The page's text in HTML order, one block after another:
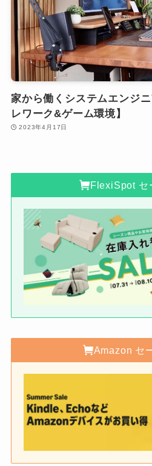
家から働くシステムエンジ
レワーク&ゲーム環境】
2023年4月17日
FlexiSpot セ
Amazon セ